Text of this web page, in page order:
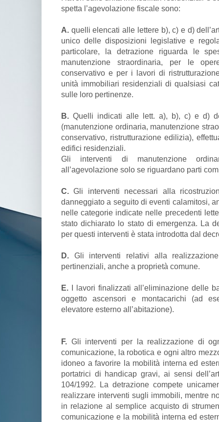
spetta l’agevolazione fiscale sono:
A. quelli elencati alle lettere b), c) e d)
unico delle disposizioni legislative e
particolare, la detrazione riguarda le
manutenzione straordinaria, per le
conservativo e per i lavori di
unità immobiliari residenziali di qualsiasi
sulle loro pertinenze.
B. Quelli indicati alle lett. a), b), c) e d)
(manutenzione ordinaria, manutenzione
conservativo, ristrutturazione edilizia),
edifici residenziali.
Gli interventi di manutenzione
all’agevolazione solo se riguardano parti
C.Gli interventi necessari alla
danneggiato a seguito di eventi calamitosi,
nelle categorie indicate nelle precedenti
stato dichiarato lo stato di emergenza. La
per questi interventi è stata introdotta dal
D. Gli interventi relativi alla
pertinenziali, anche a proprietà comune.
E. I lavori finalizzati all’eliminazione delle
oggetto ascensori e montacarichi (ad
elevatore esterno all’abitazione).
F. Gli interventi per la realizzazione di
comunicazione, la robotica e ogni altro
idoneo a favorire la mobilità interna ed
portatrici di handicap gravi, ai sensi
104/1992. La detrazione compete
realizzare interventi sugli immobili, mentre
in relazione al semplice acquisto di
comunicazione e la mobilità interna ed